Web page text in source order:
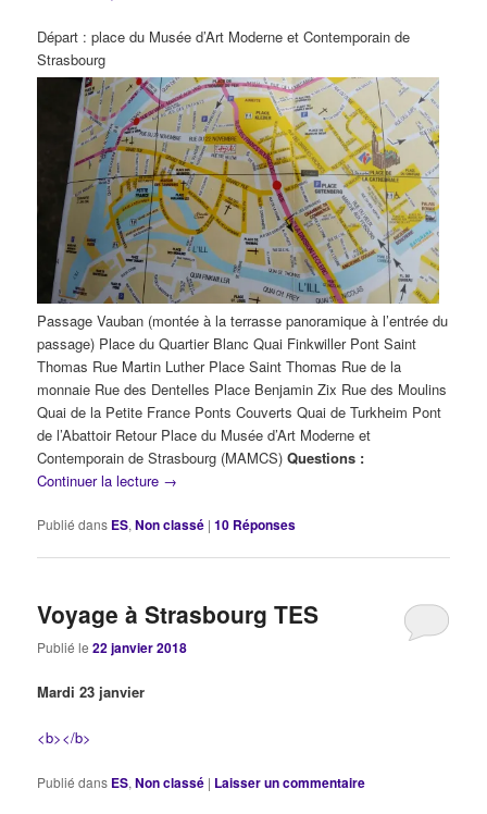
Départ : place du Musée d’Art Moderne et Contemporain de
Strasbourg
Passage Vauban (montée à la terrasse panoramique à l’entrée du
passage) Place du Quartier Blanc Quai Finkwiller Pont Saint
Thomas Rue Martin Luther Place Saint Thomas Rue de la
monnaie Rue des Dentelles Place Benjamin Zix Rue des Moulins
Quai de la Petite France Ponts Couverts Quai de Turkheim Pont
de l’Abattoir Retour Place du Musée d’Art Moderne et
Contemporain de Strasbourg (MAMCS)Questions :
Continuer la lecture →
Publié dans ES,Non classé |10 Réponses
Voyage à Strasbourg TES
Publié le22 janvier 2018
Mardi 23 janvier
<b></b>
Publié dans ES,Non classé | Laisser un commentaire